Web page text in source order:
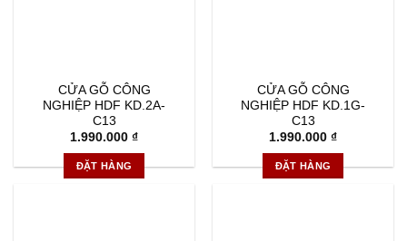
CỬA GỖ CÔNG
NGHIỆP HDF KD.2A-
C13
1.990.000 ₫
ĐẶT HÀNG
CỬA GỖ CÔNG
NGHIỆP HDF KD.1G-
C13
1.990.000 ₫
ĐẶT HÀNG